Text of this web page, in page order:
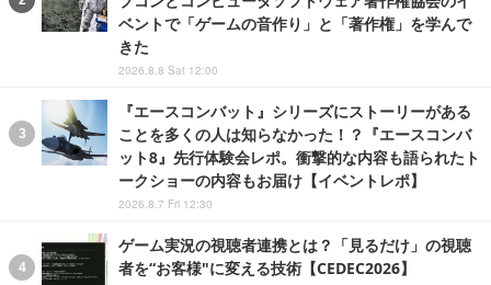
ベントで「ゲームの音作り」と「著作権」を学んで
きた
2026.8.8 Sat 12:00
『エースコンバット』シリーズにストーリーがある
ことを多くの人は知らなかった！？『エースコンバ
ット8』先行体験会レポ。衝撃的な内容も語られたト
ークショーの内容もお届け【イベントレポ】
2026.8.7 Fri 12:30
ゲーム実況の視聴者連携とは？「見るだけ」の視聴
者を“お客様"に変える技術【CEDEC2026】